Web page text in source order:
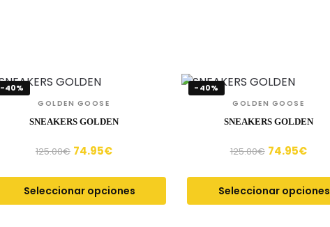
-40%
GOLDEN GOOSE
SNEAKERS GOLDEN
125.00€ 74.95€
Seleccionar opciones
-40%
GOLDEN GOOSE
SNEAKERS GOLDEN
125.00€ 74.95€
Seleccionar opciones